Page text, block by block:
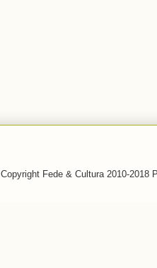
Copyright Fede & Cultura 2010-2018